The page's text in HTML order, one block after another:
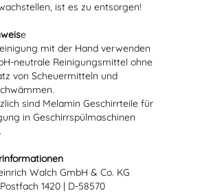
ist es zu entsorgen!
e
mit der Hand verwenden
neutrale Reinigungsmittel ohne
von Scheuermitteln und
sind Melamin Geschirrteile für
in Geschirrspülmaschinen
Walch GmbH & Co. KG
1420 | D-58570